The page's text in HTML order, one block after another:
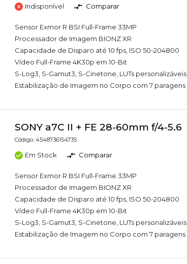
Indisponível Comparar
Sensor Exmor R BSI Full-Frame 33MP
Processador de Imagem BIONZ XR
Capacidade de Disparo até 10 fps, ISO 50-204800
Vídeo Full-Frame 4K30p em 10-Bit
S-Log3, S-Gamut3, S-Cinetone, LUTs personalizáveis
Estabilização de Imagem no Corpo com 7 paragens
SONY a7C II + FE 28-60mm f/4-5.6
Código: 4548736154735
Em Stock Comparar
Sensor Exmor R BSI Full-Frame 33MP
Processador de Imagem BIONZ XR
Capacidade de Disparo até 10 fps, ISO 50-204800
Vídeo Full-Frame 4K30p em 10-Bit
S-Log3, S-Gamut3, S-Cinetone, LUTs personalizáveis
Estabilização de Imagem no Corpo com 7 paragens